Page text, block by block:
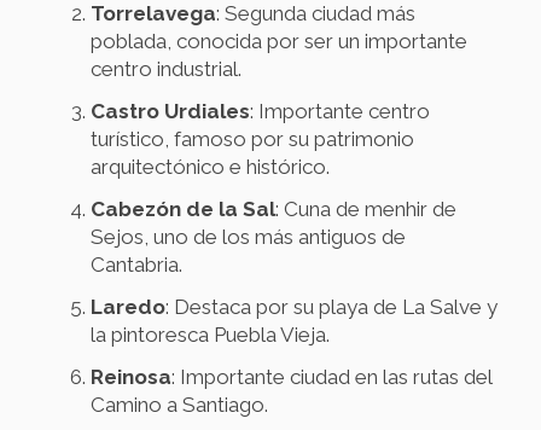
Torrelavega: Segunda ciudad más
poblada, conocida por ser un importante
centro industrial.
Castro Urdiales: Importante centro
turístico, famoso por su patrimonio
arquitectónico e histórico.
Cabezón de la Sal: Cuna de menhir de
Sejos, uno de los más antiguos de
Cantabria.
Laredo: Destaca por su playa de La Salve y
la pintoresca Puebla Vieja.
Reinosa: Importante ciudad en las rutas del
Camino a Santiago.